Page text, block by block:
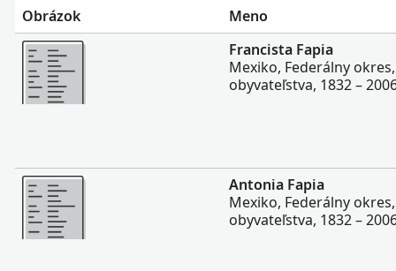
Obrázok
Meno
Viac
Francista Fapia
Mexiko, Federálny
obyvateľstva, 1832 –
Viac
Antonia Fapia
Mexiko, Federálny
obyvateľstva, 1832 –